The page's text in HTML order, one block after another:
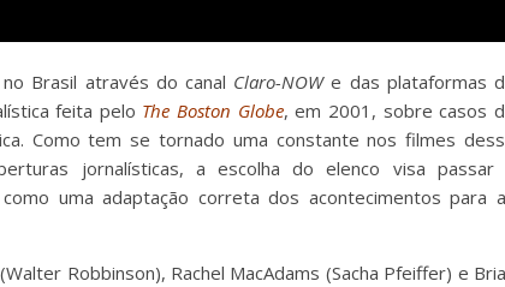
Brasil através do canal Claro-NOWe das plataformas
feita pelo The Boston Globe, em 2001, sobre casos
Como tem se tornado uma constante nos filmes
jornalísticas, a escolha do elenco visa passar
uma adaptação correta dos acontecimentos para
Robbinson), Rachel MacAdams (Sacha Pfeiffer) e